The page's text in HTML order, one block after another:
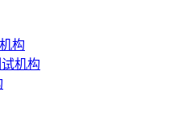
构
机构